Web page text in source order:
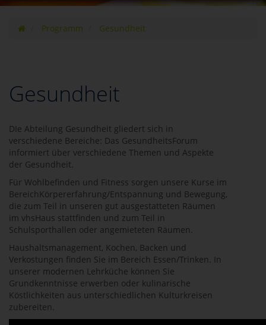
Programm Gesundheit
Gesundheit
DIe Abteilung Gesundheit gliedert sich in
verschiedene Bereiche: Das GesundheitsForum
informiert über verschiedene Themen und Aspekte
der Gesundheit.
Für Wohlbefinden und Fitness sorgen unsere Kurse im
BereichKörpererfahrung/Entspannung und Bewegung,
die zum Teil in unseren gut ausgestatteten Räumen
im vhsHaus stattfinden und zum Teil in
Schulsporthallen oder angemieteten Räumen.
Haushaltsmanagement, Kochen, Backen und
Verkostungen finden Sie im Bereich Essen/Trinken. In
unserer modernen Lehrküche können Sie
Grundkenntnisse erwerben oder kulinarische
Köstlichkeiten aus unterschiedlichen Kulturkreisen
zubereiten.